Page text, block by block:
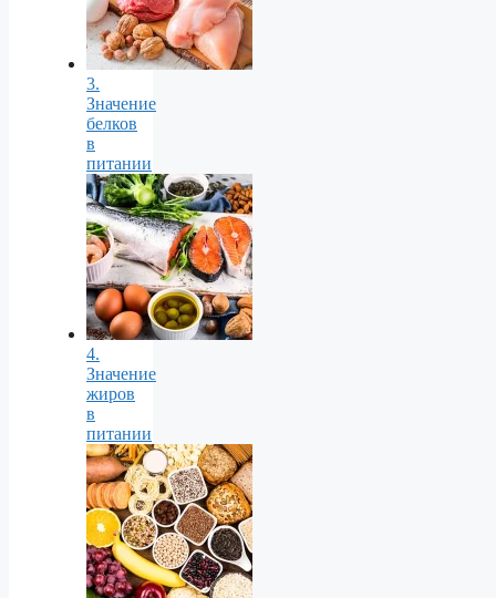
3.
Значение
белков
в
питании
4.
Значение
жиров
в
питании